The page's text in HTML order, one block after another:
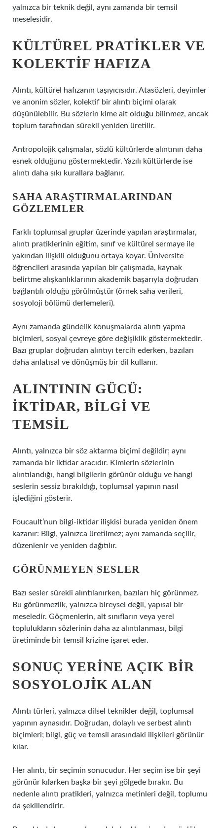
yalnızca bir teknik değil, aynı zamanda bir temsil
meselesidir.
KÜLTÜREL PRATIKLER VE
KOLEKTIF HAFIZA
Alıntı, kültürel hafızanın taşıyıcısıdır. Atasözleri, deyimler
ve anonim sözler, kolektif bir alıntı biçimi olarak
düşünülebilir. Bu sözlerin kime ait olduğu bilinmez, ancak
toplum tarafından sürekli yeniden üretilir.
Antropolojik çalışmalar, sözlü kültürlerde alıntının daha
esnek olduğunu göstermektedir. Yazılı kültürlerde ise
alıntı daha sıkı kurallara bağlanır.
SAHA ARAŞTIRMALARINDAN
GÖZLEMLER
Farklı toplumsal gruplar üzerinde yapılan araştırmalar,
alıntı pratiklerinin eğitim, sınıf ve kültürel sermaye ile
yakından ilişkili olduğunu ortaya koyar. Üniversite
öğrencileri arasında yapılan bir çalışmada, kaynak
belirtme alışkanlıklarının akademik başarıyla doğrudan
bağlantılı olduğu görülmüştür (örnek saha verileri,
sosyoloji bölümü derlemeleri).
Aynı zamanda gündelik konuşmalarda alıntı yapma
biçimleri, sosyal çevreye göre değişiklik göstermektedir.
Bazı gruplar doğrudan alıntıyı tercih ederken, bazıları
daha anlatısal ve dönüşmüş bir dil kullanır.
ALINTININ GÜCÜ:
İKTIDAR, BILGI VE
TEMSIL
Alıntı, yalnızca bir söz aktarma biçimi değildir; aynı
zamanda bir iktidar aracıdır. Kimlerin sözlerinin
alıntılandığı, hangi bilgilerin görünür olduğu ve hangi
seslerin sessiz bırakıldığı, toplumsal yapının nasıl
işlediğini gösterir.
Foucault’nun bilgi-iktidar ilişkisi burada yeniden önem
kazanır: Bilgi, yalnızca üretilmez; aynı zamanda seçilir,
düzenlenir ve yeniden dağıtılır.
GÖRÜNMEYEN SESLER
Bazı sesler sürekli alıntılanırken, bazıları hiç görünmez.
Bu görünmezlik, yalnızca bireysel değil, yapısal bir
meseledir. Göçmenlerin, alt sınıfların veya yerel
toplulukların sözlerinin daha az alıntılanması, bilgi
üretiminde bir temsil krizine işaret eder.
SONUÇ YERINE AÇIK BIR
SOSYOLOJIK ALAN
Alıntı türleri, yalnızca dilsel teknikler değil, toplumsal
yapının aynasıdır. Doğrudan, dolaylı ve serbest alıntı
biçimleri; bilgi, güç ve temsil arasındaki ilişkileri görünür
kılar.
Her alıntı, bir seçimin sonucudur. Her seçim ise bir şeyi
görünür kılarken başka bir şeyi gölgede bırakır. Bu
nedenle alıntı pratikleri, yalnızca metinleri değil, toplumu
da şekillendirir.